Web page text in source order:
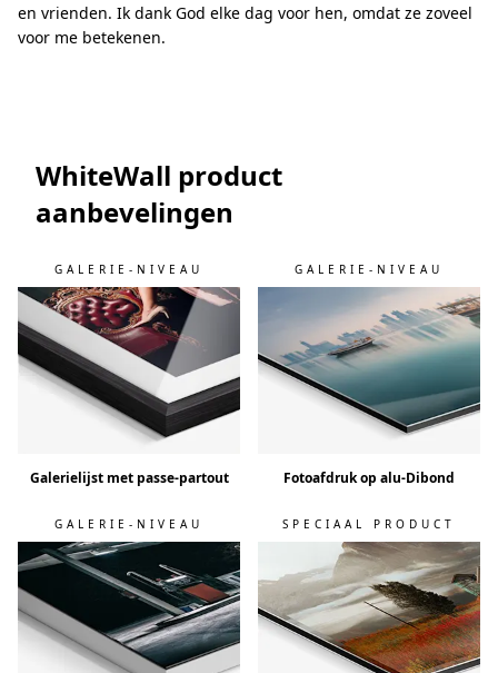
en vrienden. Ik dank God elke dag voor hen, omdat ze zoveel
voor me betekenen.
WhiteWall product
aanbevelingen
GALERIE-NIVEAU
Galerielijst met passe-partout
GALERIE-NIVEAU
Fotoafdruk op alu-Dibond
GALERIE-NIVEAU SPECIAAL PRODUCT